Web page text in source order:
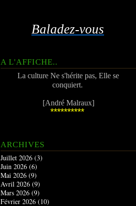
Baladez-vous
A L'AFFICHE..
La culture Ne s'hérite pas, Elle se
conquiert.
[André Malraux]
**********
ARCHIVES
Juillet 2026 (3)
Juin 2026 (6)
Mai 2026 (9)
Avril 2026 (9)
Mars 2026 (9)
Février 2026 (10)